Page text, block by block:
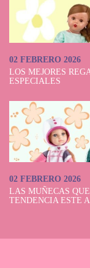
02 FEBRERO 2026
LOS MEJORES
ESPECIALES
02 FEBRERO 2026
LAS MUÑECAS
TENDENCIA ESTE